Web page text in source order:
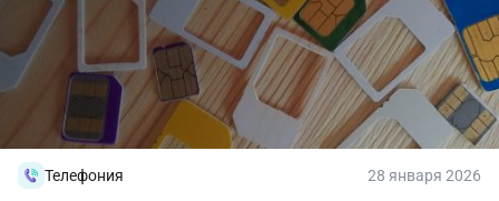
Телефония 28 января 2026